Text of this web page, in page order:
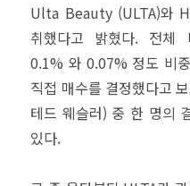
Ulta Beauty (ULTA)와
취했다고 밝혔다. 전체
0.1% 와 0.07% 정도 비
직접 매수를 결정했다고
테드 웨슬러) 중 한 명의
있다.